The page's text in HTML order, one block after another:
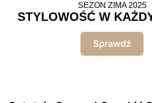
SEZON ZIMA 2025
STYLOWOŚĆ W
Sprawdź